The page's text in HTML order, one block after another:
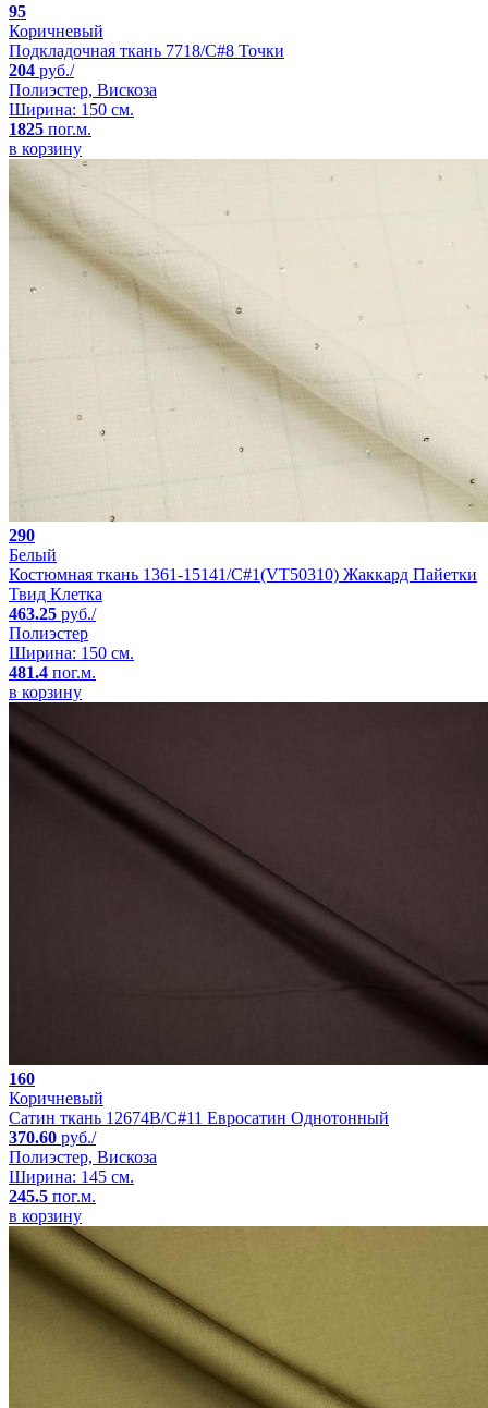
95
Коричневый
Подкладочная ткань 7718/C#8 Точки
204 руб./
Полиэстер, Вискоза
Ширина: 150 см.
1825 пог.м.
в корзину
290
Белый
Костюмная ткань 1361-15141/C#1(VT50310) Жаккард Пайетки
Твид Клетка
463.25 руб./
Полиэстер
Ширина: 150 см.
481.4 пог.м.
в корзину
160
Коричневый
Сатин ткань 12674B/C#11 Евросатин Однотонный
370.60 руб./
Полиэстер, Вискоза
Ширина: 145 см.
245.5 пог.м.
в корзину